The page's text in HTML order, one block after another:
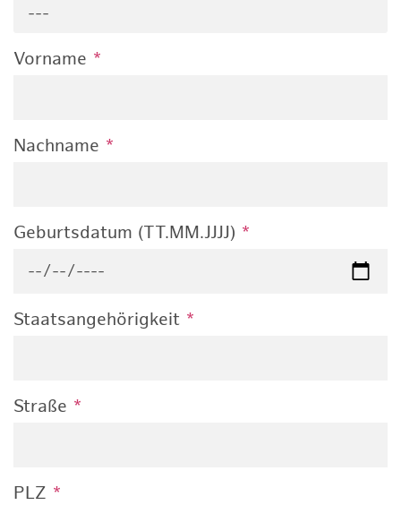
---
Vorname *
Nachname *
Geburtsdatum (TT.MM.JJJJ) *
Staatsangehörigkeit *
Straße *
PLZ *